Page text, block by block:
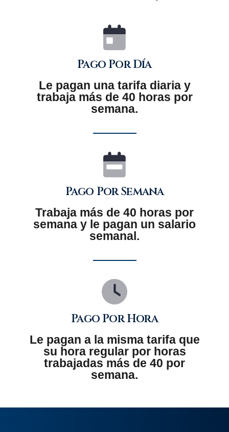
Pago Por Día
Le pagan una tarifa diaria y
trabaja más de 40 horas por
semana.
Pago Por Semana
Trabaja más de 40 horas por
semana y le pagan un salario
semanal.
Pago Por Hora
Le pagan a la misma tarifa que
su hora regular por horas
trabajadas más de 40 por
semana.